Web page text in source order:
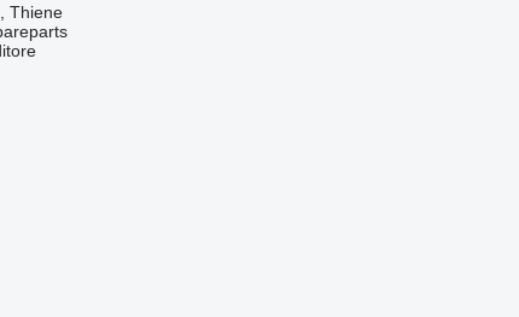
Thiene